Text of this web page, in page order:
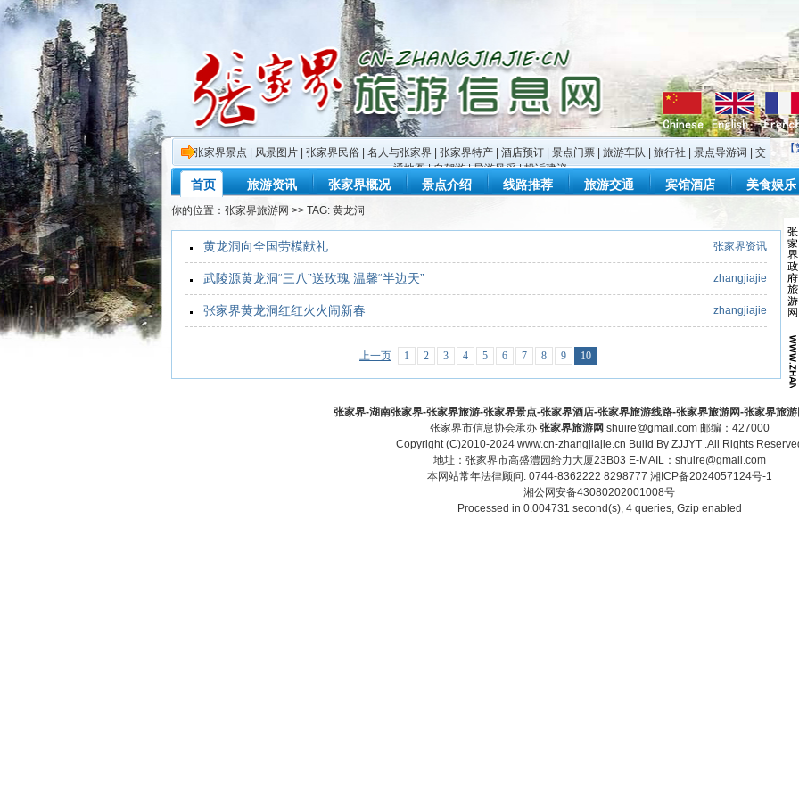
张家界景点 风景图片 张家界民俗 名人与张家界 张家界特产 酒店预订 景点门票 旅游车队 旅行社 景点导游词
交
通地图|自驾游|导游风采|投诉建议
首页 旅游资讯 张家界概况 景点介绍 线路推荐 旅游交通 宾馆酒店 美食娱乐
你的位置： 张家界旅游网 >> TAG: 黄龙洞
张家界资讯
黄龙洞向全国劳模献礼
zhangjiajie
武陵源黄龙洞“三八”送玫瑰 温馨“半边天”
zhangjiajie
张家界黄龙洞红红火火闹新春
上一页 1 2 3 4 5 6 7 8 9 10
张家界-湖南张家界-张家界旅游-张家界景点-张家界酒店-张家界旅游线路-张家界旅游网-张家界旅
张家界市信息协会承办 张家界旅游网 shuire@gmail.com 邮编：427000
Copyright (C)2010-2024 www.cn-zhangjiajie.cn Build By ZJJYT.All Rights
地址：张家界市高盛澧园给力大厦23B03 E-MAIL：shuire@gmail.com
本网站常年法律顾问: 0744-8362222 8298777 湘ICP备2024057124号-1
湘公网安备43080202001008号
Processed in 0.004731 second(s), 4 queries, Gzip enabled